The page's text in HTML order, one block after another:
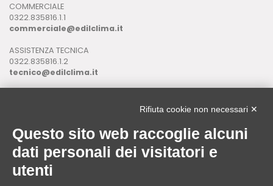
COMMERCIALE
0322.835816.1.1
commerciale@edilclima.it
ASSISTENZA TECNICA
0322.835816.1.2
tecnico@edilclima.it
Download
Application Manager
Brochure
Rifiuta cookie non necessari ✕
Questo sito web raccoglie alcuni
dati personali dei visitatori e
utenti